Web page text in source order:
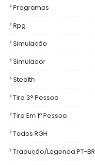
Programas
Rpg
Simulação
Simulador
Stealth
Tiro 3° Pessoa
Tiro Em 1º Pessoa
Todos RGH
Tradução/Legenda PT-BR